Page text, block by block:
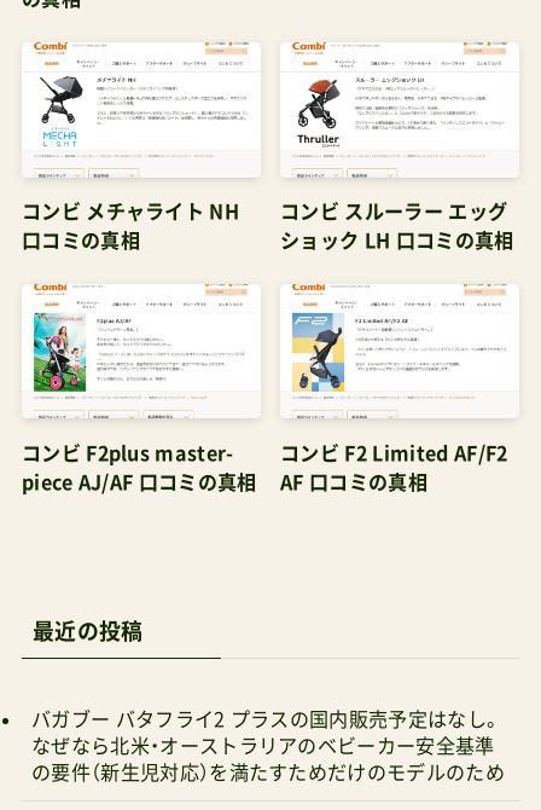
コンビ メチャライト NH
口コミの真相
コンビ スルーラー エッグ
ショック LH 口コミの真相
コンビ F2plus master-
piece AJ/AF 口コミの真相
コンビ F2 Limited AF/F2
AF 口コミの真相
最近の投稿
バガブー バタフライ2 プラスの国内販売予定はなし。
なぜなら北米・オーストラリアのベビーカー安全基準
の要件（新生児対応）を満たすためだけのモデルのため